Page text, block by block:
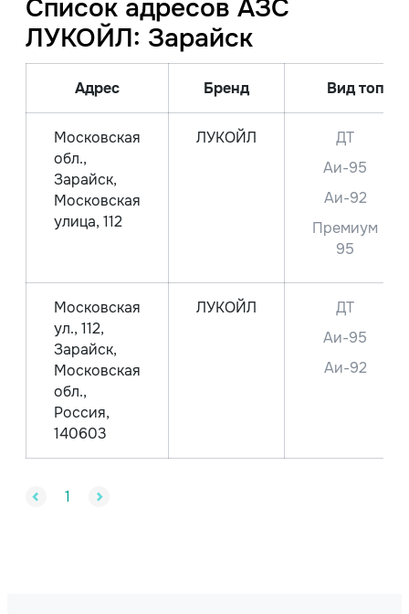
Список адресов АЗС
ЛУКОЙЛ: Зарайск
Адрес Бренд Вид
Московская
обл.,
Зарайск,
Московская
улица, 112
ЛУКОЙЛ
ДТ
Аи-95
Аи-92
Премиум
95
Московская
ул., 112,
Зарайск,
Московская
обл.,
Россия,
140603
ЛУКОЙЛ
ДТ
Аи-95
Аи-92
1